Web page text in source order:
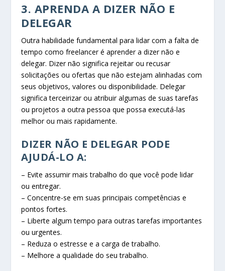
3. APRENDA A DIZER NÃO E
DELEGAR
Outra habilidade fundamental para lidar com a falta de
tempo como freelancer é aprender a dizer não e
delegar. Dizer não significa rejeitar ou recusar
solicitações ou ofertas que não estejam alinhadas com
seus objetivos, valores ou disponibilidade. Delegar
significa terceirizar ou atribuir algumas de suas tarefas
ou projetos a outra pessoa que possa executá-las
melhor ou mais rapidamente.
DIZER NÃO E DELEGAR PODE
AJUDÁ-LO A:
– Evite assumir mais trabalho do que você pode lidar
ou entregar.
– Concentre-se em suas principais competências e
pontos fortes.
– Liberte algum tempo para outras tarefas importantes
ou urgentes.
– Reduza o estresse e a carga de trabalho.
– Melhore a qualidade do seu trabalho.